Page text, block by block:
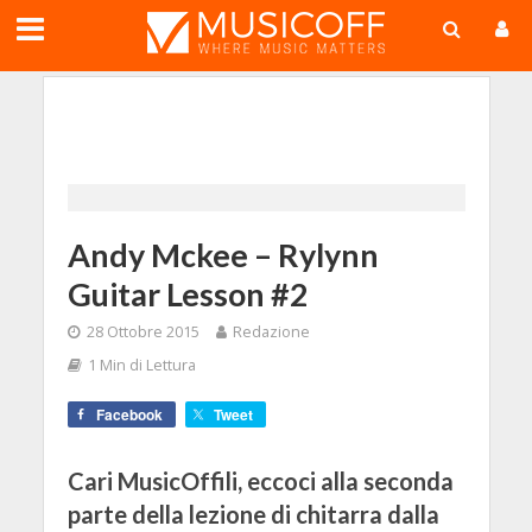
Andy Mckee – Rylynn
Guitar Lesson #2
28 Ottobre 2015
Redazione
1 Min di Lettura
Facebook Tweet
Cari MusicOffili, eccoci alla seconda
parte della lezione di chitarra dalla